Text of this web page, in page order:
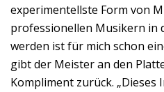
experimentellste Form von
professionellen Musikern in
werden ist für mich schon
gibt der Meister an den
Kompliment zurück.